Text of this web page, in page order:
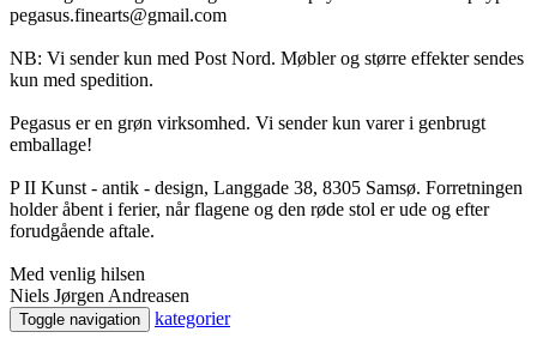
pegasus.finearts@gmail.com
NB: Vi sender kun med Post Nord. Møbler og større effekter sendes
kun med spedition.
Pegasus er en grøn virksomhed. Vi sender kun varer i genbrugt
emballage!
P II Kunst - antik - design, Langgade 38, 8305 Samsø. Forretningen
holder åbent i ferier, når flagene og den røde stol er ude og efter
forudgående aftale.
Med venlig hilsen
Niels Jørgen Andreasen
Toggle navigation kategorier